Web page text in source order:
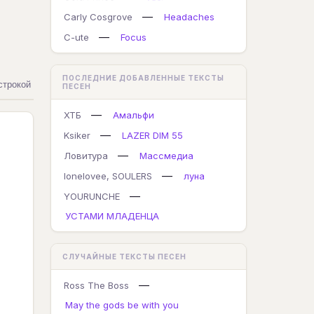
Carly Cosgrove
—
Headaches
C-ute
— Focus
ПОСЛЕДНИЕ ДОБАВЛЕННЫЕ ТЕКСТЫ
ПЕСЕН
ХТБ —
Амальфи
Ksiker
—
LAZER DIM 55
Ловитура
—
Массмедиа
lonelovee, SOULERS
—
луна
YOURUNCHE
—
УСТАМИ МЛАДЕНЦА
СЛУЧАЙНЫЕ ТЕКСТЫ ПЕСЕН
Ross The Boss —
May the gods be with you